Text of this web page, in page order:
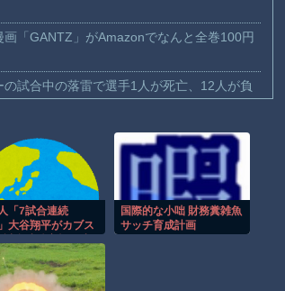
画「GANTZ」がAmazonでなんと全巻100円
の試合中の落雷で選手1人が死亡、12人が負
マシと見るべきか。今はもう合葬墓ばかり
また、限界突破ｗｗｗｗｗｗ
に「はだしのゲンコラボ喫茶」をやらない
メって四月は君の嘘くらいしかないような
相互RSS
「7試合連続
大谷翔平がカブス
木誠也は7試合ぶ
で4年連続20発に
国際的な小咄 財務糞雑魚
サッチ育成計画